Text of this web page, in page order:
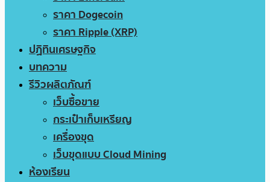
ราคา Dogecoin
ราคา Ripple (XRP)
ปฏิทินเศรษฐกิจ
บทความ
รีวิวผลิตภัณฑ์
เว็บซื้อขาย
กระเป๋าเก็บเหรียญ
เครื่องขุด
เว็บขุดแบบ Cloud Mining
ห้องเรียน